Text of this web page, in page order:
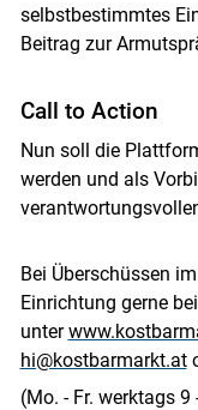
selbstbestimmtes
Beitrag zur
Call to Action
Nun soll die
werden und als
Bei Überschüssen
Einrichtung gerne
unter
hi@kostbarmarkt.at
(Mo. - Fr. werktags 9